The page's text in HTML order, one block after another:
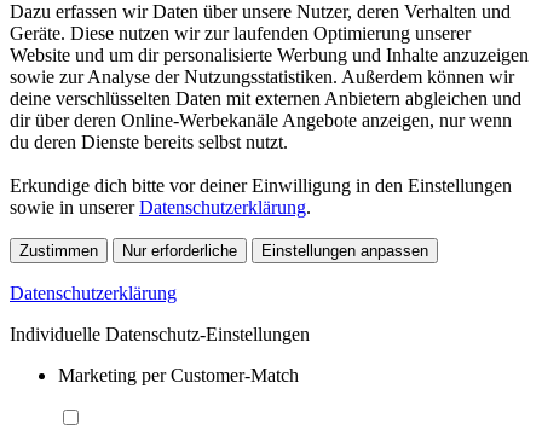
Dazu erfassen wir Daten über unsere Nutzer, deren Verhalten und
Geräte. Diese nutzen wir zur laufenden Optimierung unserer
Website und um dir personalisierte Werbung und Inhalte anzuzeigen
sowie zur Analyse der Nutzungsstatistiken. Außerdem können wir
deine verschlüsselten Daten mit externen Anbietern abgleichen und
dir über deren Online-Werbekanäle Angebote anzeigen, nur wenn
du deren Dienste bereits selbst nutzt.
Erkundige dich bitte vor deiner Einwilligung in den Einstellungen
sowie in unsererDatenschutzerklärung.
Zustimmen Nur erforderliche Einstellungen anpassen
Datenschutzerklärung
Individuelle Datenschutz-Einstellungen
Marketing per Customer-Match